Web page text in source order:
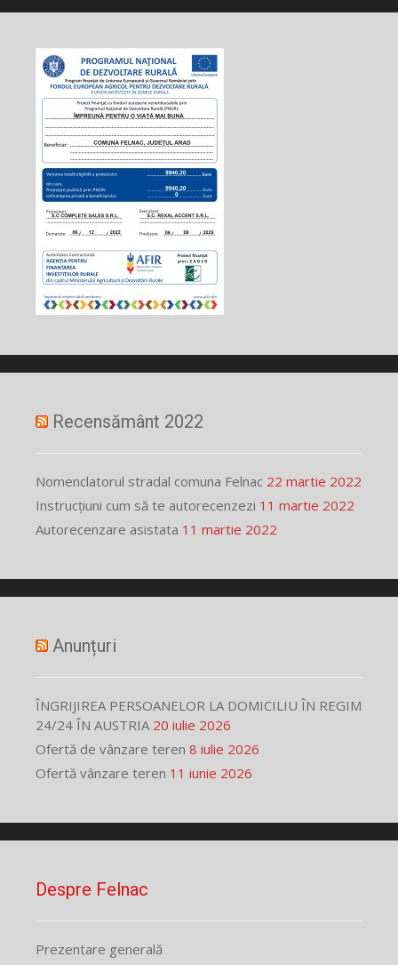
Recensământ 2022
Nomenclatorul stradal comuna Felnac 22 martie 2022
Instrucțiuni cum să te autorecenzezi 11 martie 2022
Autorecenzare asistata 11 martie 2022
Anunțuri
ÎNGRIJIREA PERSOANELOR LA DOMICILIU ÎN REGIM
24/24 ÎN AUSTRIA 20 iulie 2026
Ofertă de vânzare teren 8 iulie 2026
Ofertă vânzare teren 11 iunie 2026
Despre Felnac
Prezentare generală